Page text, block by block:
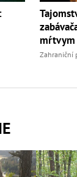
mŕtvym
Zahraniční